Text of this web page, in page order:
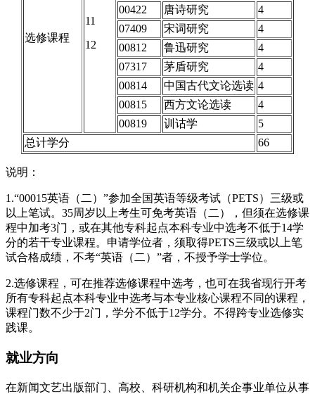
选修课程
11
12
00422
唐诗研究
4
07409
宋词研究
4
00812
鲁迅研究
4
07317
茅盾研究
4
00814
中国古代文论选读 4
00815
西方文论选读
4
00819
训诂学
5
总计学分
66
说明：
1.“00015英语（二）”参加全国英语等级考试（PETS）三级或
以上笔试。35周岁以上考生可免考英语（二），但须在选修课
程中加考3门，或在其他专科起点本科专业中选考不低于14学
分的若干专业课程。申请学位者，须取得PETS三级或以上笔
试合格成绩，不考“英语（二）”者，不授予学士学位。
2.选修课程，可在推荐选修课程中选考，也可在我省现行开考
所有专科起点本科专业中选考与本专业核心课程不同的课程，
课程门数不少于2门，学分不低于12学分。不得跨专业选修实
践课。
就业方向
在新闻文艺出版部门、高校、科研机构和机关企事业单位从事